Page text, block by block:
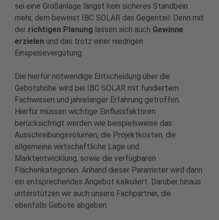
sei eine Großanlage längst kein sicheres Standbein
mehr, dem beweist IBC SOLAR das Gegenteil. Denn mit
der richtigen Planung lassen sich auch Gewinne
erzielen und das trotz einer niedrigen
Einspeisevergütung.
Die hierfür notwendige Entscheidung über die
Gebotshöhe wird bei IBC SOLAR mit fundiertem
Fachwissen und jahrelanger Erfahrung getroffen.
Hierfür müssen wichtige Einflussfaktoren
berücksichtigt werden wie beispielsweise das
Ausschreibungsvolumen, die Projektkosten, die
allgemeine wirtschaftliche Lage und
Marktentwicklung, sowie die verfügbaren
Flächenkategorien. Anhand dieser Parameter wird dann
ein entsprechendes Angebot kalkuliert. Darüber hinaus
unterstützen wir auch unsere Fachpartner, die
ebenfalls Gebote abgeben.